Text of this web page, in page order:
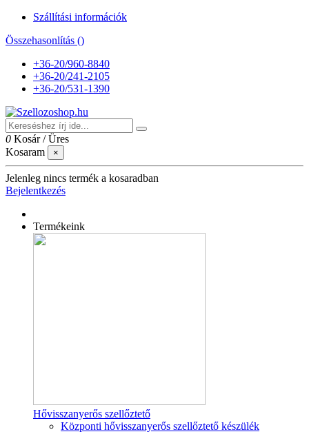
Szállítási információk
Összehasonlítás ()
+36-20/960-8840
+36-20/241-2105
+36-20/531-1390
0 Kosár /Üres
Kosaram
×
Jelenleg nincs termék a kosaradban
Bejelentkezés
Termékeink
Hővisszanyerős szellőztető
Központi hővisszanyerős szellőztető készülék